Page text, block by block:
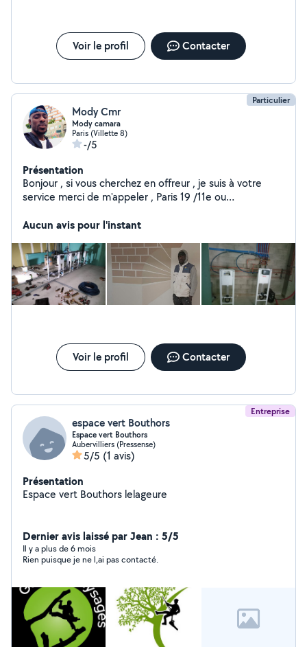
de verre, laine de roche, laine de bois, polystyrène *
Isolation des combles, aménagement des combles =
PLACO : * Cloisons, doublages, plafonds, rampants *
d'huisserie / Menuiseri
Voir le profil Contacter
Particulier
Mody Cmr
Mody camara
Paris (Villette 8)
-/5
Présentation
Bonjour , si vous cherchez en offreur , je suis à votre
service merci de m'appeler , Paris 19 /11e ou
Aucun avis pour l'instant
Voir le profil Contacter
Entreprise
espace vert Bouthors
Espace vert Bouthors
Aubervilliers (Pressense)
5/5 (1 avis)
Présentation
Espace vert Bouthors lelageure
Dernier avis laissé par Jean : 5/5
Il y a plus de 6 mois
Rien puisque je ne l,ai pas contacté.